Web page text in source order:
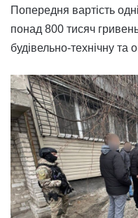
Попередня вартість
понад 800 тисяч
будівельно-технічну та